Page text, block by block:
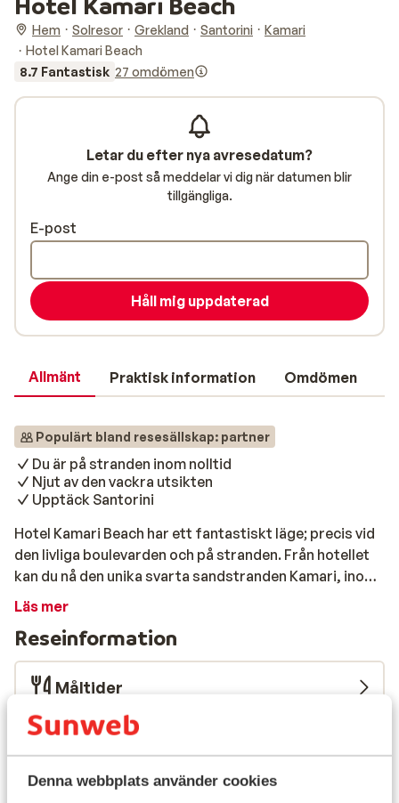
Denna webbplats använder cookies
Hem Solresor Grekland Santorini
Kamari
Hotel Kamari Beach
8.7 Fantastisk 27 omdömen
Allmänt Praktisk information Omdömen
Populärt bland resesällskap: partner
Du är på stranden inom nolltid
Njut av den vackra utsikten
Upptäck Santorini
Hotel Kamari Beach har ett fantastiskt läge; precis vid
den livliga boulevarden och på stranden. Från hotellet
kan du nå den unika svarta sandstranden Kamari, inom
bara några steg. Dessutom finns det en stor pool, som
utomhuspoolområdet är en underbar plats att koppla
av på. Ta ett uppfriskande dopp i poolen eller koppla av
i en solstol och njut av utsikten. För en drink eller ett
Läs mer
Reseinformation
Måltider
Flygresan
Vad våra gäster tycker
Letar du efter nya avresedatum?
Ange din e-post så meddelar vi dig när datumen blir
tillgängliga.
E-post
Håll mig uppdaterad